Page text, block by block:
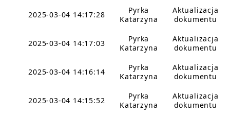
2025-03-04 14:17:28
Pyrka
Katarzyna
Aktualizacja
dokumentu
2025-03-04 14:17:03
Pyrka
Katarzyna
Aktualizacja
dokumentu
2025-03-04 14:16:14
Pyrka
Katarzyna
Aktualizacja
dokumentu
2025-03-04 14:15:52
Pyrka
Katarzyna
Aktualizacja
dokumentu